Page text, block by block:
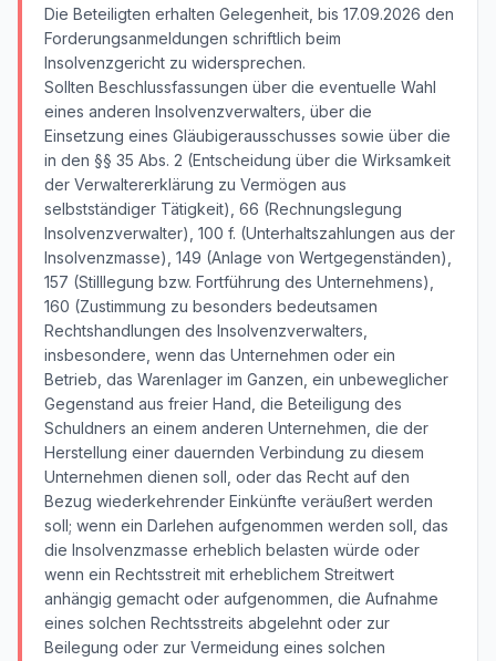
Die Beteiligten erhalten Gelegenheit, bis 17.09.2026 den
Forderungsanmeldungen schriftlich beim
Insolvenzgericht zu widersprechen.
Sollten Beschlussfassungen über die eventuelle Wahl
eines anderen Insolvenzverwalters, über die
Einsetzung eines Gläubigerausschusses sowie über die
in den §§ 35 Abs. 2 (Entscheidung über die Wirksamkeit
der Verwaltererklärung zu Vermögen aus
selbstständiger Tätigkeit), 66 (Rechnungslegung
Insolvenzverwalter), 100 f. (Unterhaltszahlungen aus der
Insolvenzmasse), 149 (Anlage von Wertgegenständen),
157 (Stilllegung bzw. Fortführung des Unternehmens),
160 (Zustimmung zu besonders bedeutsamen
Rechtshandlungen des Insolvenzverwalters,
insbesondere, wenn das Unternehmen oder ein
Betrieb, das Warenlager im Ganzen, ein unbeweglicher
Gegenstand aus freier Hand, die Beteiligung des
Schuldners an einem anderen Unternehmen, die der
Herstellung einer dauernden Verbindung zu diesem
Unternehmen dienen soll, oder das Recht auf den
Bezug wiederkehrender Einkünfte veräußert werden
soll; wenn ein Darlehen aufgenommen werden soll, das
die Insolvenzmasse erheblich belasten würde oder
wenn ein Rechtsstreit mit erheblichem Streitwert
anhängig gemacht oder aufgenommen, die Aufnahme
eines solchen Rechtsstreits abgelehnt oder zur
Beilegung oder zur Vermeidung eines solchen